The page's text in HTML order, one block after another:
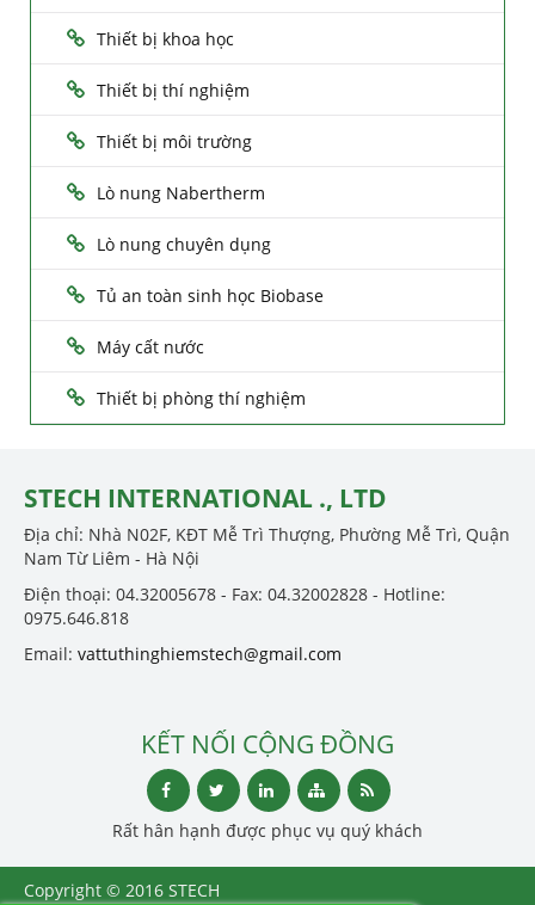
Thiết bị khoa học
Thiết bị thí nghiệm
Thiết bị môi trường
Lò nung Nabertherm
Lò nung chuyên dụng
Tủ an toàn sinh học Biobase
Máy cất nước
Thiết bị phòng thí nghiệm
STECH INTERNATIONAL ., LTD
Địa chỉ: Nhà N02F, KĐT Mễ Trì Thượng, Phường Mễ Trì, Quận
Nam Từ Liêm - Hà Nội
Điện thoại: 04.32005678 - Fax: 04.32002828 - Hotline:
0975.646.818
Email: vattuthinghiemstech@gmail.com
KẾT NỐI CỘNG ĐỒNG
Rất hân hạnh được phục vụ quý khách
Copyright © 2016 STECH